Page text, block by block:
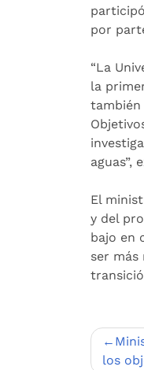
por
“La
la
aguas”,
El
y del
bajo en
ser
delos